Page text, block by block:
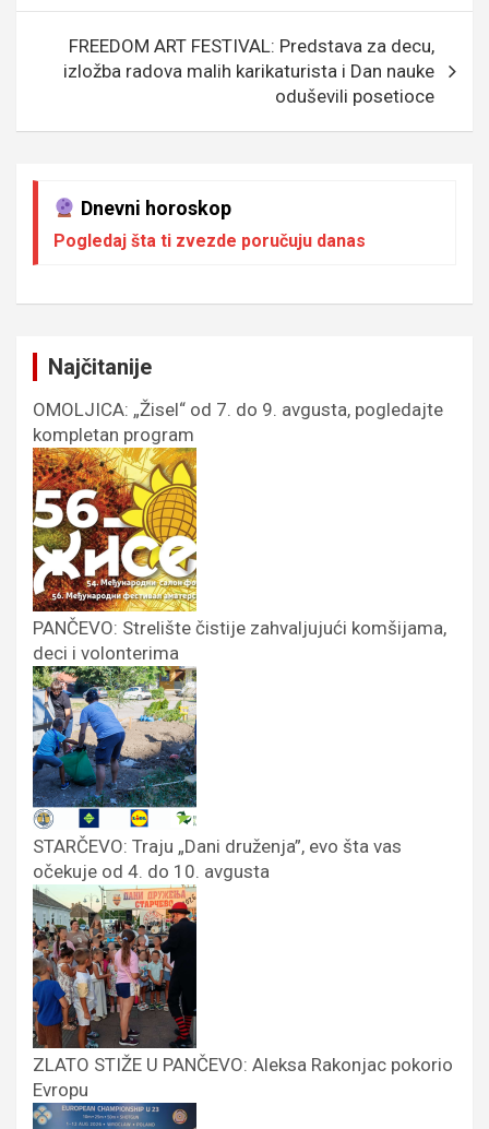
k
FREEDOM ART FESTIVAL: Predstava za decu,
izložba radova malih karikaturista i Dan nauke
oduševili posetioce
Dnevni horoskop
Pogledaj šta ti zvezde poručuju danas
Najčitanije
OMOLJICA: „Žisel“ od 7. do 9. avgusta, pogledajte
kompletan program
PANČEVO: Strelište čistije zahvaljujući komšijama,
deci i volonterima
STARČEVO: Traju „Dani druženja”, evo šta vas
očekuje od 4. do 10. avgusta
ZLATO STIŽE U PANČEVO: Aleksa Rakonjac pokorio
Evropu